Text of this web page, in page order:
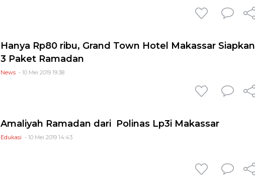
Hanya Rp80 ribu, Grand Town Hotel Makassar Siapkan
3 Paket Ramadan
News - 10 Mei 2019 19:38
Amaliyah Ramadan dari Polinas Lp3i Makassar
Edukasi - 10 Mei 2019 14:43